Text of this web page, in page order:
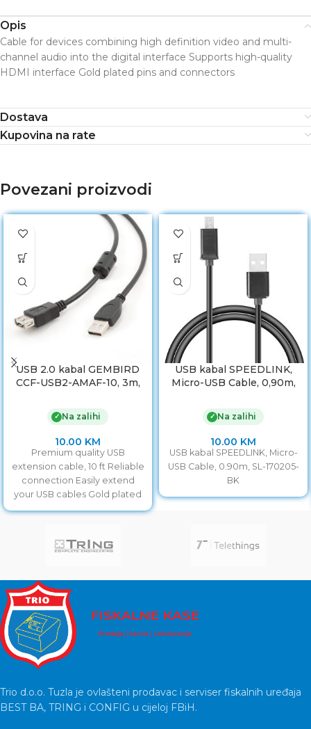
Opis
Cable for devices combining high definition video and multi-
channel audio into the digital interface Supports high-quality
HDMI interface Gold plated pins and connectors
Dostava
Kupovina na rate
Povezani proizvodi
USB 2.0 kabal GEMBIRD
CCF-USB2-AMAF-10, 3m,
ferrit
✓ Na zalihi
10.00 KM
Premium quality USB
extension cable, 10 ft Reliable
connection Easily extend
your USB cables Gold plated
contacts Lifetime warranty
USB kabal SPEEDLINK,
Micro-USB Cable, 0,90m,
✓ Na zalihi
10.00 KM
USB kabal SPEEDLINK, Micro-
USB Cable, 0.90m, SL-170205-
BK
Trio d.o.o. Tuzla je ovlašteni prodavac i serviser fiskalnih uređaja
BEST BA, TRING i CONFIG u cijeloj FBiH.